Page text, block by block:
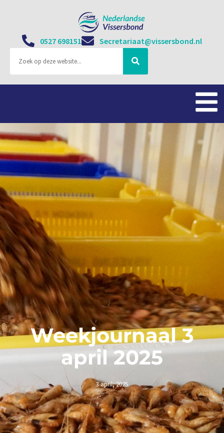
0527 698151 Secretariaat@vissersbond.nl
Weekjournaal 3
april 2025
3 april, 2025